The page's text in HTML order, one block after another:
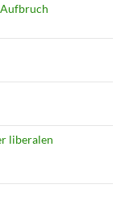
liberalen